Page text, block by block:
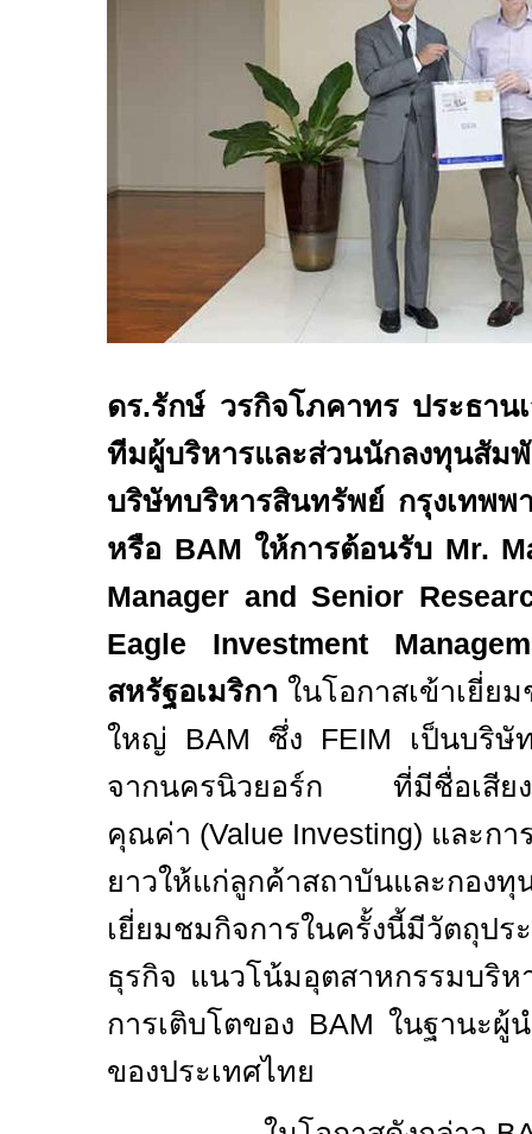
ดร.รักษ์ วรกิจโภคาทร ประธาน
ทีมผู้บริหารและส่วนนักลงทุนสัม
บริษัทบริหารสินทรัพย์ กรุงเทพ
หรือ BAM ให้การต้อนรับ Mr.
Manager and Senior
Eagle Investment
สหรัฐอเมริกา ในโอกาสเข้าเยี่ย
ใหญ่ BAM ซึ่ง FEIM เป็นบริษั
จากนครนิวยอร์ก ที่มีชื่อเสียง
คุณค่า (Value Investing) และกา
ยาวให้แก่ลูกค้าสถาบันและกอง
เยี่ยมชมกิจการในครั้งนี้มีวัตถุปร
ธุรกิจ แนวโน้มอุตสาหกรรมบริห
การเติบโตของ BAM ในฐานะผู้
ของประเทศไทย